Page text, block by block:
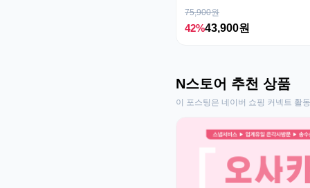
75,900원
42%43,900원
N스토어 추천 상품
이 포스팅은 네이버 쇼핑 커넥트 활